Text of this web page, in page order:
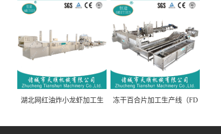
流水线）
湖北网红油炸小龙虾加工生
线）
冻干百合片加工生产线（FD
线）